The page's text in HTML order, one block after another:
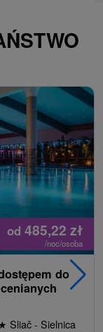
od 485,22 zł
/noc/osoba
do
Sliač - Sielnica